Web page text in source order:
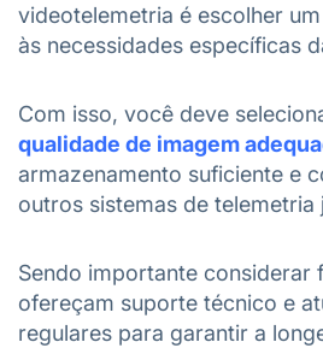
videotelemetria é escolher
às necessidades específicas
Com isso, você deve
qualidade de imagem
armazenamento suficiente e
outros sistemas de telemetria
Sendo importante considerar
ofereçam suporte técnico e
regulares para garantir a